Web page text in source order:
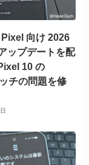
向け 2026
ップデートを配
10 の
チの問題を修